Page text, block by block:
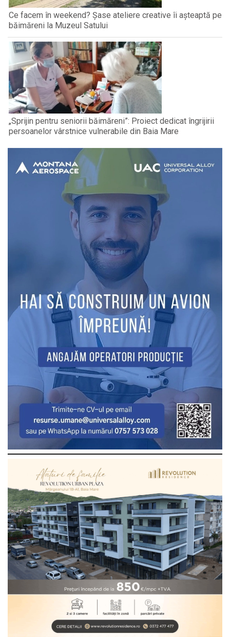
Ce facem în weekend? Șase ateliere creative îi așteaptă pe
băimăreni la Muzeul Satului
„Sprijin pentru seniorii băimăreni”: Proiect dedicat îngrijirii
persoanelor vârstnice vulnerabile din Baia Mare